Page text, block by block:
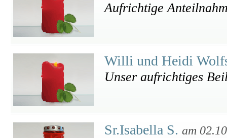
Aufrichtige
Willi und Heidi
Unser aufrichtiges
Sr.Isabella S. am